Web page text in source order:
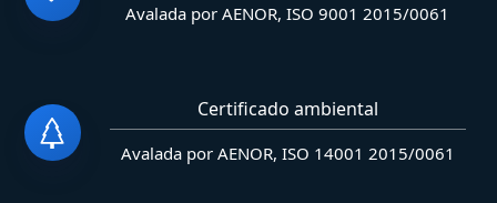
Avalada por AENOR, ISO 9001 2015/0061
Certificado ambiental
Avalada por AENOR, ISO 14001 2015/0061